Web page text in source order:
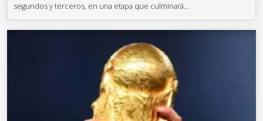
segundos y terceros, en una etapa que culminará...